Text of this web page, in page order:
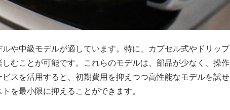
や中級モデルが適しています。特に、カプセル式やドリップ
むことが可能です。これらのモデルは、部品が少なく、操作
スを活用すると、初期費用を抑えつつ高性能なモデルを試せ
を最小限に抑えることができます。